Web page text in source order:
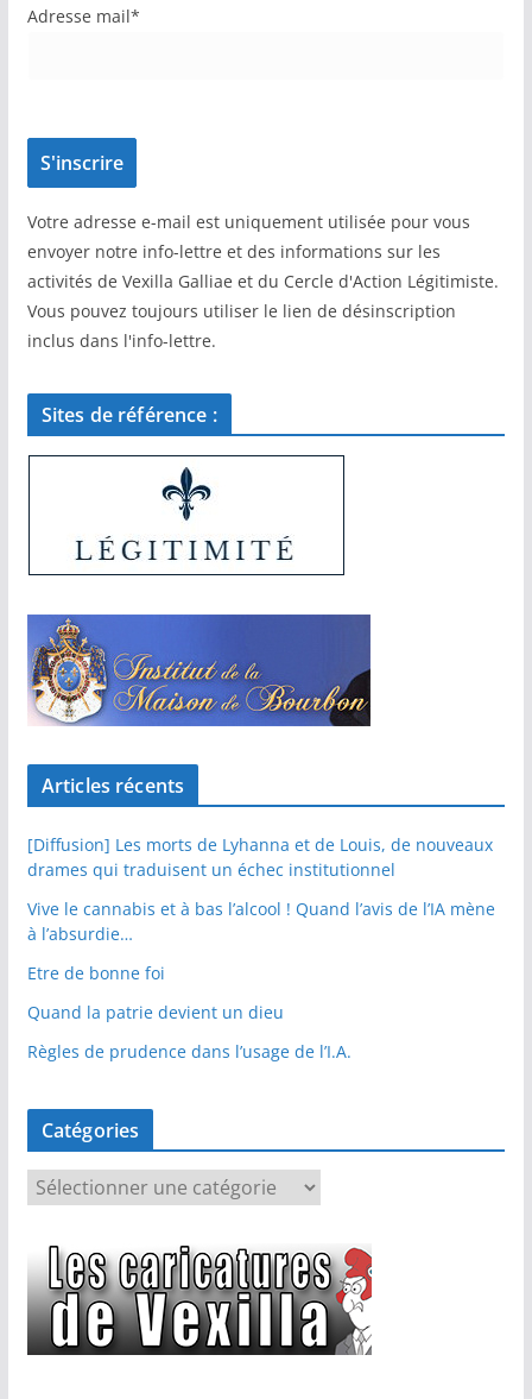
Adresse mail*
Votre adresse e-mail est uniquement utilisée pour vous
envoyer notre info-lettre et des informations sur les
activités de Vexilla Galliae et du Cercle d'Action Légitimiste.
Vous pouvez toujours utiliser le lien de désinscription
inclus dans l'info-lettre.
Sites de référence :
Articles récents
[Diffusion] Les morts de Lyhanna et de Louis, de nouveaux
drames qui traduisent un échec institutionnel
Vive le cannabis et à bas l’alcool ! Quand l’avis de l’IA mène
à l’absurdie…
Etre de bonne foi
Quand la patrie devient un dieu
Règles de prudence dans l’usage de l’I.A.
Catégories
é
g
o
r